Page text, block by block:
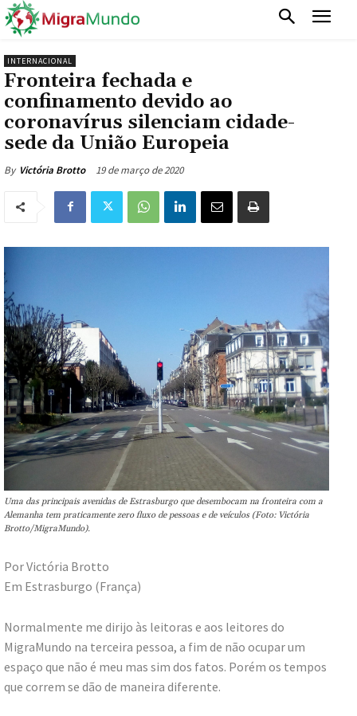
INTERNACIONAL
Fronteira fechada e
confinamento devido ao
coronavírus silenciam cidade-
sede da União Europeia
By Victória Brotto 19 de março de 2020
Uma das principais avenidas de Estrasburgo que desembocam na fronteira com a
Alemanha tem praticamente zero fluxo de pessoas e de veículos (Foto: Victória
Brotto/MigraMundo).
Por Victória Brotto
Em Estrasburgo (França)
Normalmente me dirijo às leitoras e aos leitores do
MigraMundo na terceira pessoa, a fim de não ocupar um
espaço que não é meu mas sim dos fatos. Porém os tempos
que correm se dão de maneira diferente.